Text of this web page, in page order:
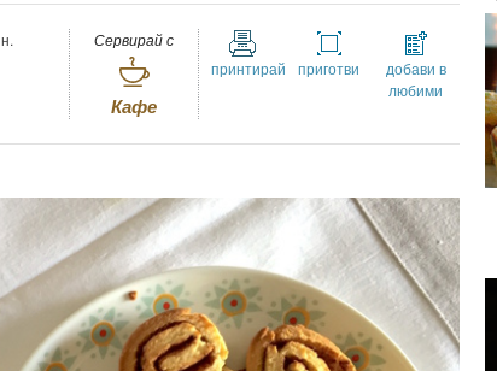
Сервирай с
Кафе
принтирай приготви
добави в
любими